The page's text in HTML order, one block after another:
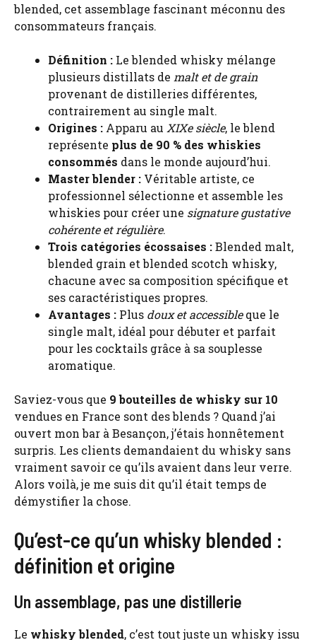
blended, cet assemblage fascinant méconnu des
consommateurs français.
Définition : Le blended whisky mélange
plusieurs distillats de malt et de grain
provenant de distilleries différentes,
contrairement au single malt.
Origines : Apparu au XIXe siècle, le blend
représente plus de 90 % des whiskies
consommés dans le monde aujourd’hui.
Master blender : Véritable artiste, ce
professionnel sélectionne et assemble les
whiskies pour créer une signature gustative
cohérente et régulière.
Trois catégories écossaises :Blended malt,
blended grain et blended scotch whisky,
chacune avec sa composition spécifique et
ses caractéristiques propres.
Avantages : Plus doux et accessibleque le
single malt, idéal pour débuter et parfait
pour les cocktails grâce à sa souplesse
aromatique.
Saviez-vous que 9 bouteilles de whisky sur 10
vendues en France sont des blends ? Quand j’ai
ouvert mon bar à Besançon, j’étais honnêtement
surpris. Les clients demandaient du whisky sans
vraiment savoir ce qu’ils avaient dans leur verre.
Alors voilà, je me suis dit qu’il était temps de
démystifier la chose.
Qu’est-ce qu’un whisky blended :
définition et origine
Un assemblage, pas une distillerie
Le whisky blended, c’est tout juste un whisky issu